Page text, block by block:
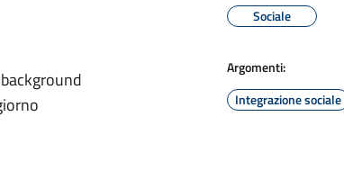
Sociale
Argomenti:
Integrazione sociale